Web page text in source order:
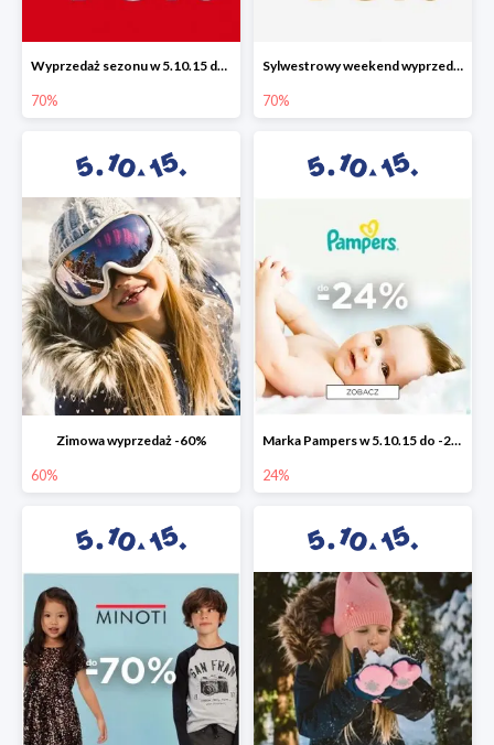
Wyprzedaż sezonu w 5.10.15 do -70%
70%
Sylwestrowy weekend wyprzedaży do -70%
70%
Zimowa wyprzedaż -60%
60%
Marka Pampers w 5.10.15 do -24%
24%